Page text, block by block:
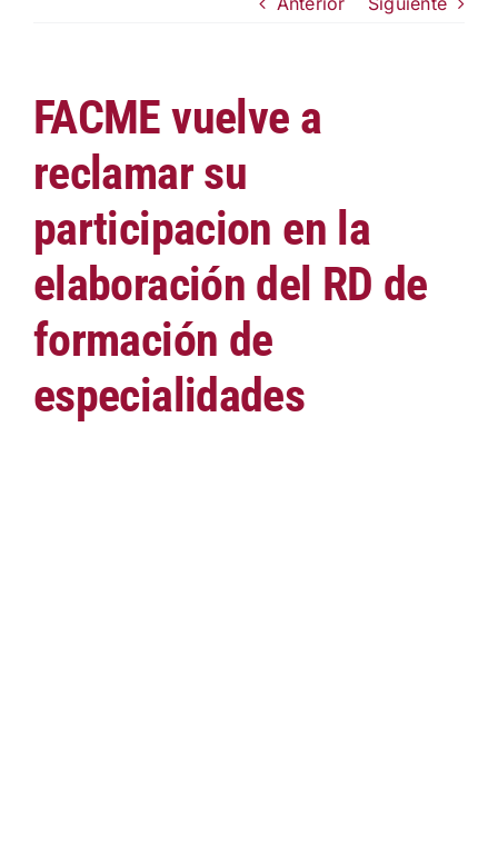
Documentos FACME
Fundación FACME
Sociedades Federadas
Comunicación
Enlaces de Interés
FACME vuelve a
reclamar su
participacion en la
elaboración del RD de
formación de
especialidades